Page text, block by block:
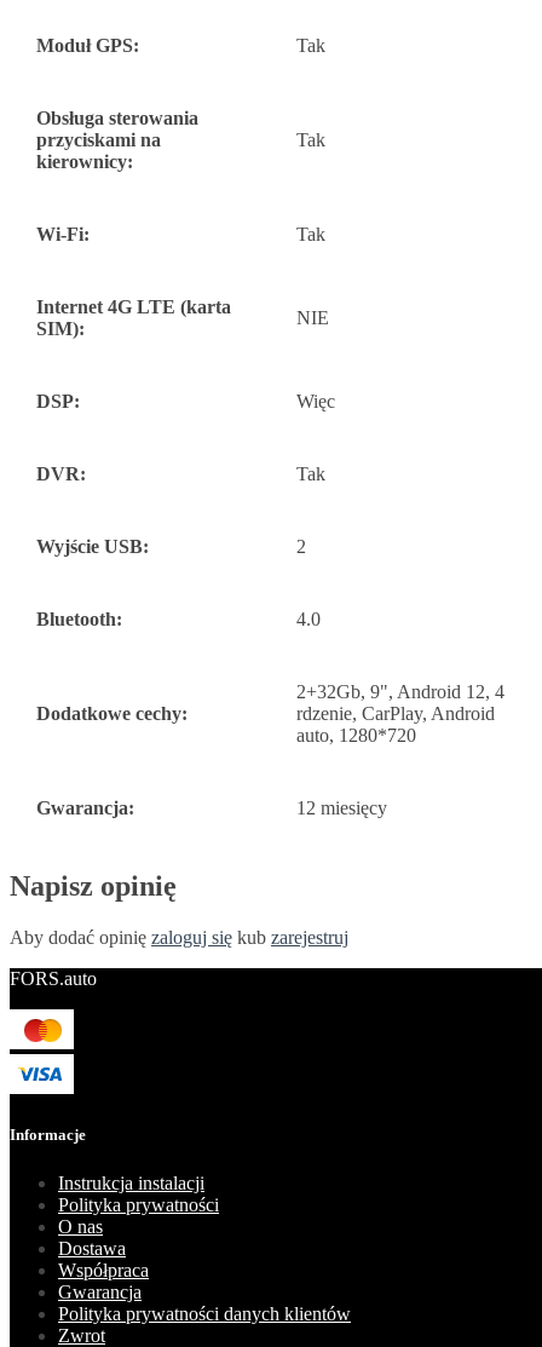
Moduł GPS: Tak
Obsługa sterowania
przyciskami na
kierownicy:
Tak
Wi-Fi: Tak
Internet 4G LTE (karta
SIM):
NIE
DSP: Więc
DVR: Tak
Wyjście USB: 2
Bluetooth: 4.0
Dodatkowe cechy:
2+32Gb, 9", Android 12, 4
rdzenie, CarPlay, Android
auto, 1280*720
Gwarancja: 12 miesięcy
Napisz opinię
Aby dodać opinię zaloguj się kub zarejestruj
FORS.auto
Informacje
Instrukcja instalacji
Polityka prywatności
O nas
Dostawa
Współpraca
Gwarancja
Polityka prywatności danych klientów
Zwrot